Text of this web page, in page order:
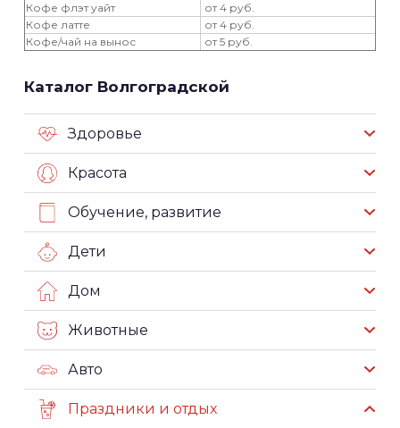
Кофе флэт уайт
от 4 руб.
Кофе латте
от 4 руб.
Кофе/чай на вынос
от 5 руб.
Каталог Волгоградской
Здоровье
Красота
Обучение, развитие
Дети
Дом
Животные
Авто
Праздники и отдых